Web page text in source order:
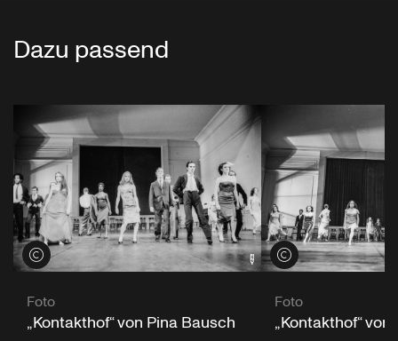
Dazu passend
Credits öffnen
Foto
„Kontakthof“ von Pina Bausch
Credits öffnen
Foto
„Kontakthof“